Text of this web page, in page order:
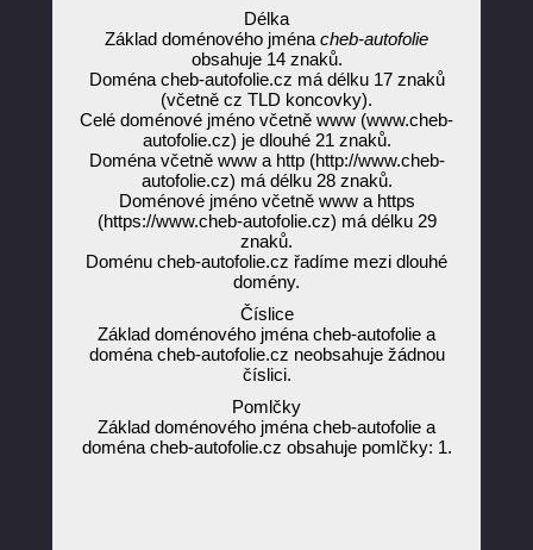
Délka
Základ doménového jména cheb-autofolie
obsahuje 14 znaků.
Doména cheb-autofolie.cz má délku 17 znaků
(včetně cz TLD koncovky).
Celé doménové jméno včetně www (www.cheb-
autofolie.cz) je dlouhé 21 znaků.
Doména včetně www a http (http://www.cheb-
autofolie.cz) má délku 28 znaků.
Doménové jméno včetně www a https
(https://www.cheb-autofolie.cz) má délku 29
znaků.
Doménu cheb-autofolie.cz řadíme mezi dlouhé
domény.
Číslice
Základ doménového jména cheb-autofolie a
doména cheb-autofolie.cz neobsahuje žádnou
číslici.
Pomlčky
Základ doménového jména cheb-autofolie a
doména cheb-autofolie.cz obsahuje pomlčky: 1.